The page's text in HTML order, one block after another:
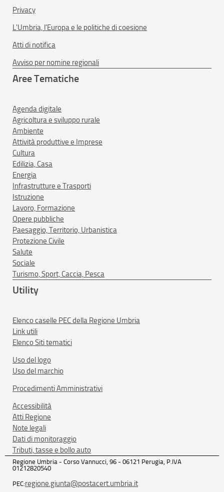
Privacy
L'Umbria, l'Europa e le politiche di coesione
Atti di notifica
Avviso per nomine regionali
Aree Tematiche
Agenda digitale
Agricoltura e sviluppo rurale
Ambiente
Attività produttive e Imprese
Cultura
Edilizia, Casa
Energia
Infrastrutture e Trasporti
Istruzione
Lavoro, Formazione
Opere pubbliche
Paesaggio, Territorio, Urbanistica
Protezione Civile
Salute
Sociale
Turismo, Sport, Caccia, Pesca
Utility
Elenco caselle PEC della Regione Umbria
Link utili
Elenco Siti tematici
Uso del logo
Uso del marchio
Procedimenti Amministrativi
Accessibilità
Atti Regione
Note legali
Dati di monitoraggio
Tributi, tasse e bollo auto
Regione Umbria - Corso Vannucci, 96 - 06121 Perugia, P.IVA
01212820540
PEC:regione.giunta@postacert.umbria.it